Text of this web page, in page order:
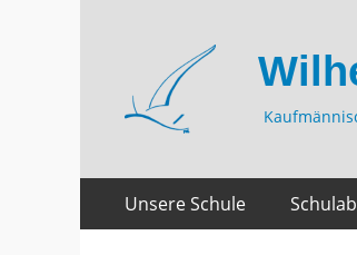
Primäres
Menü
Inhalt
Unsere Schule